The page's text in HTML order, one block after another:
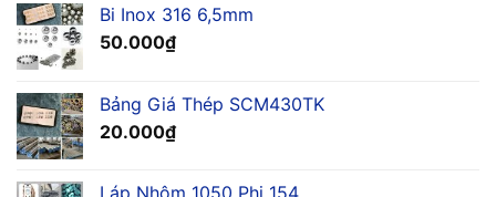
Bi Inox 316 6,5mm
50.000₫
Bảng Giá Thép SCM430TK
20.000₫